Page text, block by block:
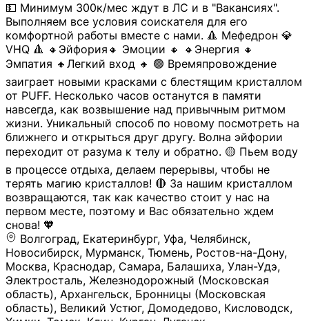
💵 Минимум 300к/мес ждут в ЛС и в "Вакансиях".
Выполняем все условия соискателя для его
комфортной работы вместе с нами. 🔺 Мефедрон 💎
VHQ 🔺 🔸Эйфория🔸 Эмоции 🔸 🔸Энергия 🔸
Эмпатия 🔸Легкий вход 🔸 🟢 Времяпровождение
заиграет новыми красками с блестящим кристаллом
от PUFF. Несколько часов останутся в памяти
навсегда, как возвышение над привычным ритмом
жизни. Уникальный способ по новому посмотреть на
ближнего и открыться друг другу. Волна эйфории
переходит от разума к телу и обратно. 🟡 Пьем воду
в процессе отдыха, делаем перерывы, чтобы не
терять магию кристаллов! 🔴 За нашим кристаллом
возвращаются, так как качество стоит у нас на
первом месте, поэтому и Вас обязательно ждем
снова! 🧡
Волгоград, Екатеринбург, Уфа, Челябинск,
Новосибирск, Мурманск, Тюмень, Ростов-на-Дону,
Москва, Краснодар, Самара, Балашиха, Улан-Удэ,
Электросталь, Железнодорожный (Московская
область), Архангельск, Бронницы (Московская
область), Великий Устюг, Домодедово, Кисловодск,